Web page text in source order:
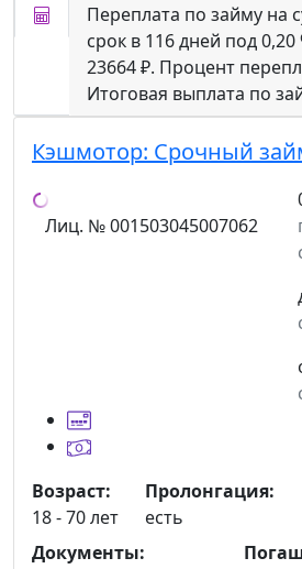
Переплата по займу на
срок в 116 дней под 0,20
23664 ₽. Процент
Итоговая выплата по
Кэшмотор: Срочный
Лиц. № 001503045007062
Возраст:
18 - 70 лет
Пролонгация:
есть
Документы: